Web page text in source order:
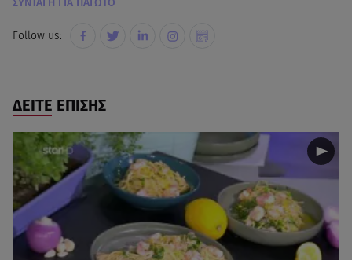
ΣΥΝΤΑΓΗ ΓΙΑ ΠΑΓΩΤΟ
Follow us:
ΔΕΙΤΕ ΕΠΙΣΗΣ